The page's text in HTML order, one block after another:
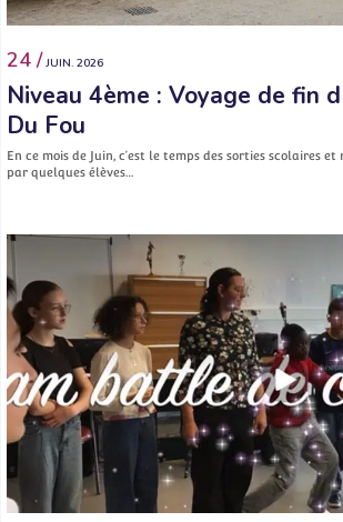
24 / JUIN. 2026
Niveau 4ème : Voyage de fin
Du Fou
En ce mois de Juin, c’est le temps des sorties scolaires et
par quelques élèves…